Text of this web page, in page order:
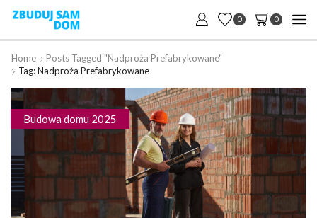
0 0
Home
Posts Tagged "nadproża Prefabrykowane"
Tag: Nadproża Prefabrykowane
Budowa domu 2025